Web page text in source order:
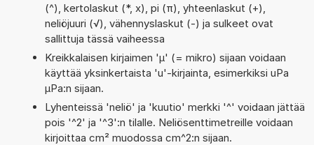
(^), kertolaskut (*, x), pi (π), yhteenlaskut (+),
neliöjuuri (√), vähennyslaskut (-) ja sulkeet ovat
sallittuja tässä vaiheessa
Kreikkalaisen kirjaimen 'µ' (= mikro) sijaan voidaan
käyttää yksinkertaista 'u'-kirjainta, esimerkiksi uPa
µPa:n sijaan.
Lyhenteissä 'neliö' ja 'kuutio' merkki '^' voidaan jättää
pois '^2' ja '^3':n tilalle. Neliösenttimetreille voidaan
kirjoittaa cm² muodossa cm^2:n sijaan.